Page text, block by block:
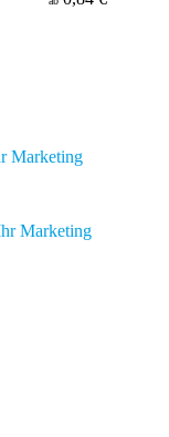
Marketing